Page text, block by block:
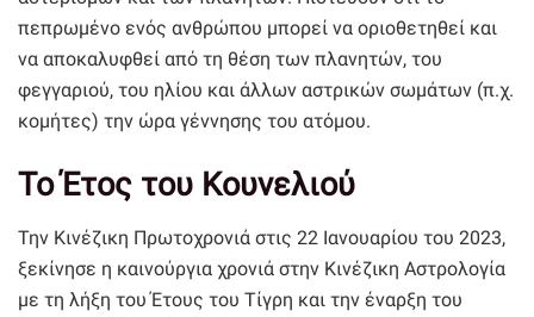
πεπρωμένο ενός ανθρώπου μπορεί να οριοθετηθεί και
να αποκαλυφθεί από τη θέση των πλανητών, του
φεγγαριού, του ηλίου και άλλων αστρικών σωμάτων (π.χ.
κομήτες) την ώρα γέννησης του ατόμου.
Το Έτος του Κουνελιού
Την Κινέζικη Πρωτοχρονιά στις 22 Ιανουαρίου του 2023,
ξεκίνησε η καινούργια χρονιά στην Κινέζικη Αστρολογία
με τη λήξη του Έτους του Τίγρη και την έναρξη του